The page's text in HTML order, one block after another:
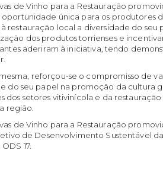
de Vinho para a Restauração
única para os produtores
restauração local a diversidade do seu
dos produtos torrienses e
aderiram à iniciativa, tendo
reforçou-se o compromisso de
e do seu papel na promoção da cultura
dos setores vitivinícola e da
região.
de Vinho para a Restauração
de Desenvolvimento Sustentável
17.